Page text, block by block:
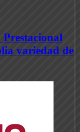
Prestacional
variedad de